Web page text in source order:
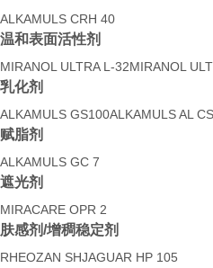
ALKAMULS CRH 40
温和表面活性剂
MIRANOL ULTRA L-32MIRANOL
乳化剂
ALKAMULS GS100ALKAMULS AL
赋脂剂
ALKAMULS GC 7
遮光剂
MIRACARE OPR 2
肤感剂/增稠稳定剂
RHEOZAN SHJAGUAR HP 105